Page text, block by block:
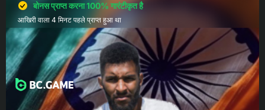
बोनस प्राप्त करना 100% गारंटीकृत है
आखिरी वाला 4 मिनट पहले प्राप्त हुआ था